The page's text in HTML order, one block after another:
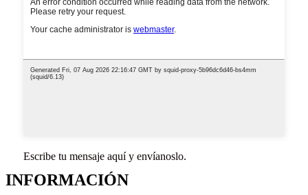
Escribe tu mensaje aquí y envíanoslo.
INFORMACIÓN